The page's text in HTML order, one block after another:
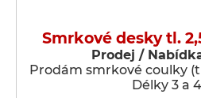
Smrkové desky tl.
Prodej /
Prodám smrkové coulky
Délky 3 a